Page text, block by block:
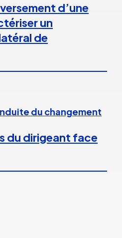
d’une
un
de
du changement
du dirigeant face